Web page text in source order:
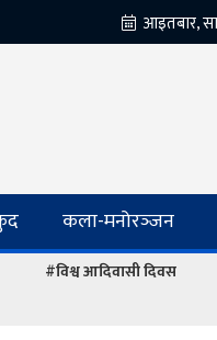
कला-मनोरञ्‍जन
#विश्व आदिवासी दिवस